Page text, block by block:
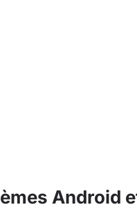
Android